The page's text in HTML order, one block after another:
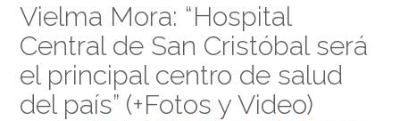
Vielma Mora: “Hospital
Central de San Cristóbal será
el principal centro de salud
del país” (+Fotos y Video)